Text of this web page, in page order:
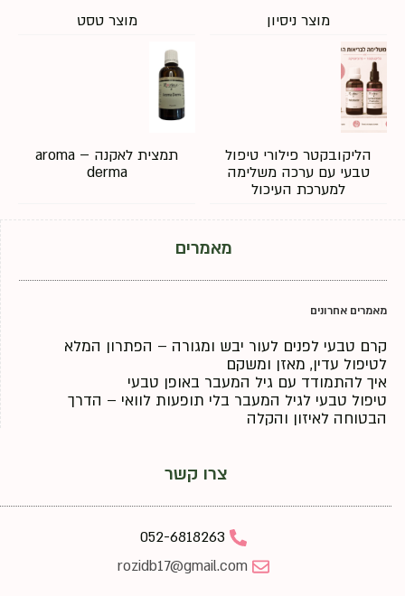
מוצר ניסיון מוצר טסט
הליקובקטר פילורי טיפול
טבעי עם ערכה משלימה
למערכת העיכול
תמצית לאקנה – aroma
derma
מאמרים
מאמרים אחרונים
קרם טבעי לפנים לעור יבש ומגורה – הפתרון המלא
לטיפול עדין, מאזן ומשקם
איך להתמודד עם גיל המעבר באופן טבעי
טיפול טבעי לגיל המעבר בלי תופעות לוואי – הדרך
הבטוחה לאיזון והקלה
צרו קשר
052-6818263
rozidb17@gmail.com